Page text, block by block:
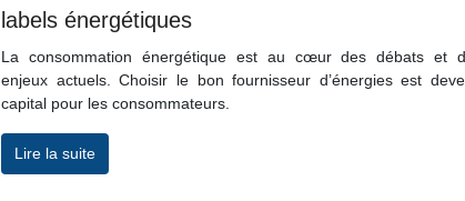
labels énergétiques
La consommation énergétique est au cœur des débats et
enjeux actuels. Choisir le bon fournisseur d’énergies est
capital pour les consommateurs.
Lire la suite